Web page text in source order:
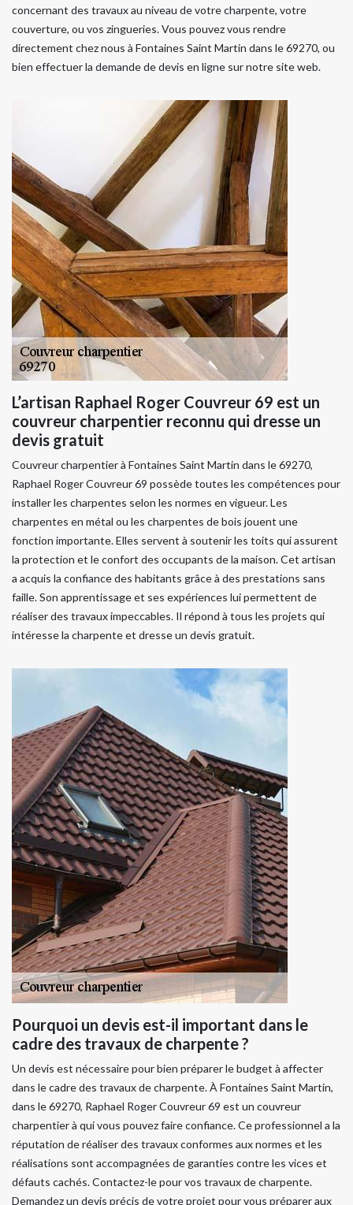
concernant des travaux au niveau de votre charpente, votre
couverture, ou vos zingueries. Vous pouvez vous rendre
directement chez nous à Fontaines Saint Martin dans le 69270, ou
bien effectuer la demande de devis en ligne sur notre site web.
L’artisan Raphael Roger Couvreur 69 est un
couvreur charpentier reconnu qui dresse un
devis gratuit
Couvreur charpentier à Fontaines Saint Martin dans le 69270,
Raphael Roger Couvreur 69 possède toutes les compétences pour
installer les charpentes selon les normes en vigueur. Les
charpentes en métal ou les charpentes de bois jouent une
fonction importante. Elles servent à soutenir les toits qui assurent
la protection et le confort des occupants de la maison. Cet artisan
a acquis la confiance des habitants grâce à des prestations sans
faille. Son apprentissage et ses expériences lui permettent de
réaliser des travaux impeccables. Il répond à tous les projets qui
intéresse la charpente et dresse un devis gratuit.
Pourquoi un devis est-il important dans le
cadre des travaux de charpente ?
Un devis est nécessaire pour bien préparer le budget à affecter
dans le cadre des travaux de charpente. À Fontaines Saint Martin,
dans le 69270, Raphael Roger Couvreur 69 est un couvreur
charpentier à qui vous pouvez faire confiance. Ce professionnel a la
réputation de réaliser des travaux conformes aux normes et les
réalisations sont accompagnées de garanties contre les vices et
défauts cachés. Contactez-le pour vos travaux de charpente.
Demandez un devis précis de votre projet pour vous préparer aux